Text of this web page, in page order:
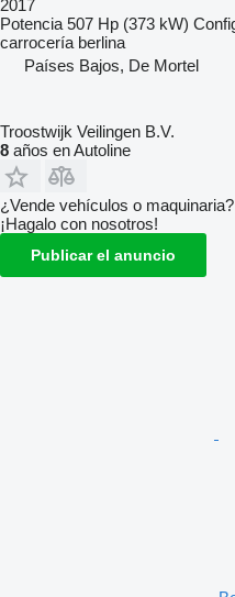
2017
Potencia 507 Hp (373 kW)
carrocería berlina
Países Bajos, De Mortel
Troostwijk Veilingen B.V.
8 años en Autoline
¿Vende vehículos o maquinaria?
¡Hagalo con nosotros!
Publicar el anuncio